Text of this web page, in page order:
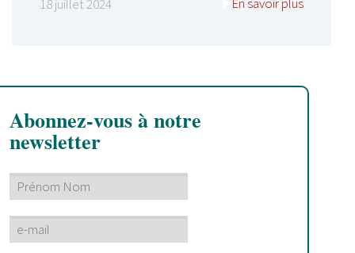
18 juillet 2024
Abonnez-vous à notre
newsletter